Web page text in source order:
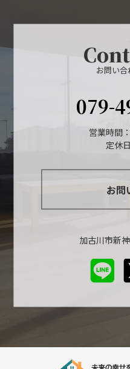
お問い
079-
営業時間
定休
お問
加古川市新